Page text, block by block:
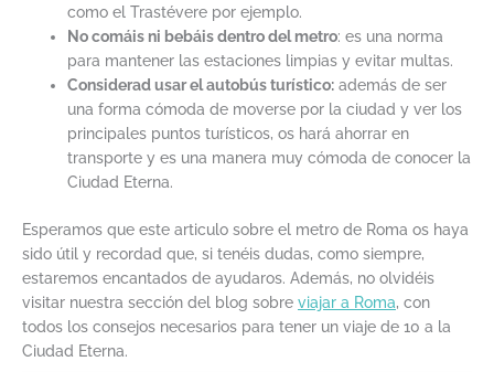
como el Trastévere por ejemplo.
No comáis ni bebáis dentro del metro: es una norma
para mantener las estaciones limpias y evitar multas.
Considerad usar el autobús turístico: además de ser
una forma cómoda de moverse por la ciudad y ver los
principales puntos turísticos, os hará ahorrar en
transporte y es una manera muy cómoda de conocer la
Ciudad Eterna.
Esperamos que este articulo sobre el metro de Roma os haya
sido útil y recordad que, si tenéis dudas, como siempre,
estaremos encantados de ayudaros. Además, no olvidéis
visitar nuestra sección del blog sobre viajar a Roma, con
todos los consejos necesarios para tener un viaje de 10 a la
Ciudad Eterna.